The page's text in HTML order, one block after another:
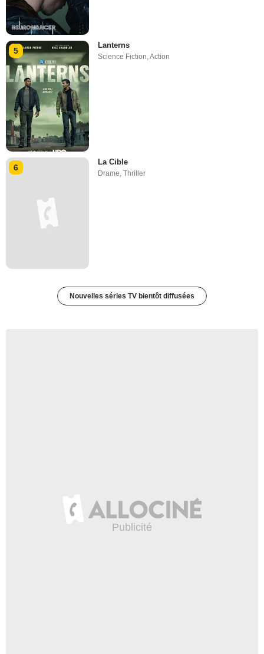
5
Lanterns
Science Fiction,Action
6
La Cible
Drame,Thriller
Nouvelles séries TV bientôt diffusées